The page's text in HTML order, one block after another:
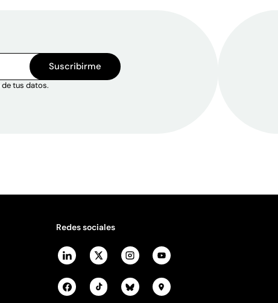
Suscribirme
tus datos.
Redes sociales